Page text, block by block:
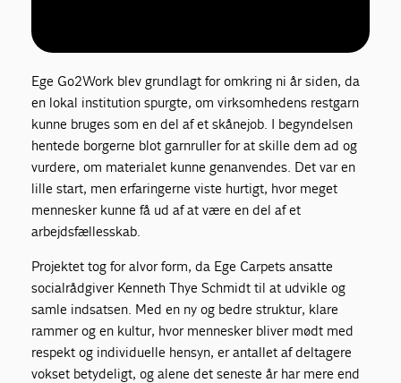
Ege Go2Work blev grundlagt for omkring ni år siden, da
en lokal institution spurgte, om virksomhedens restgarn
kunne bruges som en del af et skånejob. I begyndelsen
hentede borgerne blot garnruller for at skille dem ad og
vurdere, om materialet kunne genanvendes. Det var en
lille start, men erfaringerne viste hurtigt, hvor meget
mennesker kunne få ud af at være en del af et
arbejdsfællesskab.
Projektet tog for alvor form, da Ege Carpets ansatte
socialrådgiver Kenneth Thye Schmidt til at udvikle og
samle indsatsen. Med en ny og bedre struktur, klare
rammer og en kultur, hvor mennesker bliver mødt med
respekt og individuelle hensyn, er antallet af deltagere
vokset betydeligt, og alene det seneste år har mere end